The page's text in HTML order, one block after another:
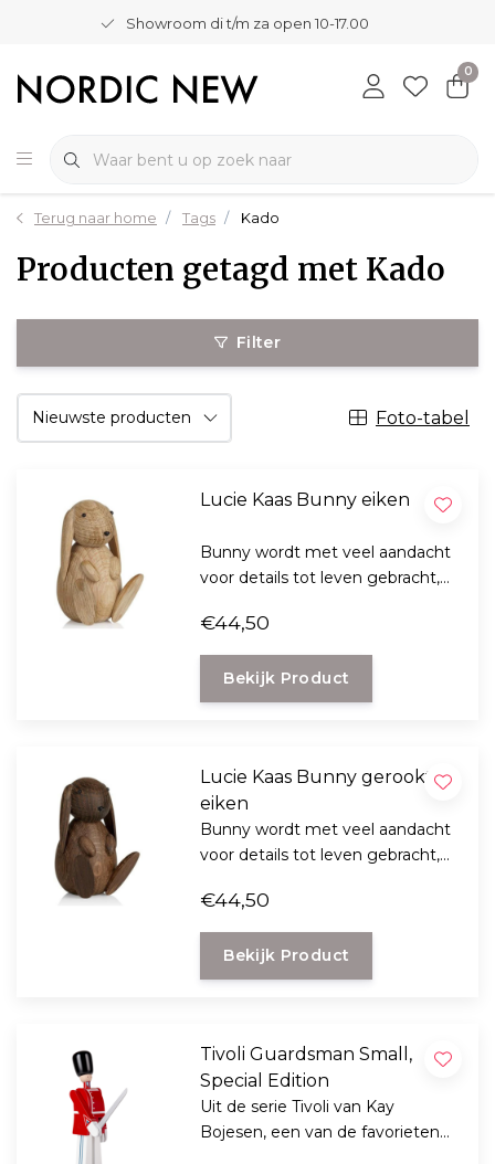
Showroom di t/m za open 10-17.00
0
Terug naar home Tags Kado
Producten getagd met Kado
Filter
Foto-tabel
Lucie Kaas Bunny eiken
Bunny wordt met veel aandacht
voor details tot leven gebracht,
dieren van Lucie Kaas.
€44,50
Bekijk Product
Lucie Kaas Bunny gerookt
eiken
Bunny wordt met veel aandacht
voor details tot leven gebracht,
dieren van Lucie Kaas.
€44,50
Bekijk Product
Tivoli Guardsman Small,
Special Edition
Uit de serie Tivoli van Kay
Bojesen, een van de favorieten